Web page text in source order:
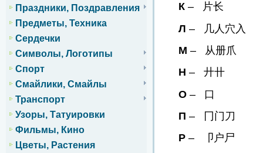
Праздники, Поздравления
Предметы, Техника
Сердечки
Символы, Логотипы
Спорт
Смайлики, Смайлы
Транспорт
Узоры, Татуировки
Фильмы, Кино
Цветы, Растения
К – 片长
Л – 几人穴入
М – 从册爪
Н – 廾卄
О – 口
П – 冂门刀
Р – 卩户尸